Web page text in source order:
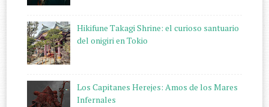
Hikifune Takagi Shrine: el curioso santuario
del onigiri en Tokio
Los Capitanes Herejes: Amos de los Mares
Infernales